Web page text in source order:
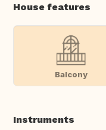
House features
Balcony
Instruments